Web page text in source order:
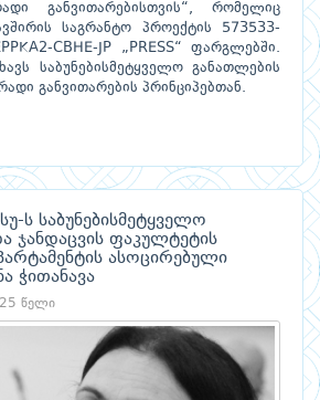
განვითარებისთვის“, რომელიც
საგრანტო პროექტის 573533-
CBHE-JP „PRESS“ ფარგლებში.
საბუნებისმეტყველო განათლების
განვითარების პრინციპებთან.
ს საბუნებისმეტყველო
ჯანდაცვის ფაკულტეტის
ასოცირებული
ჭითანავა
წელი